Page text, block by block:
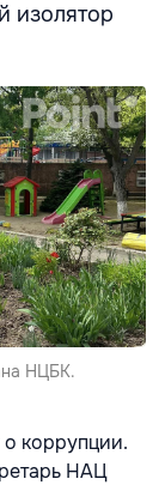
изолятор
НЦБК.
коррупции.
НАЦ